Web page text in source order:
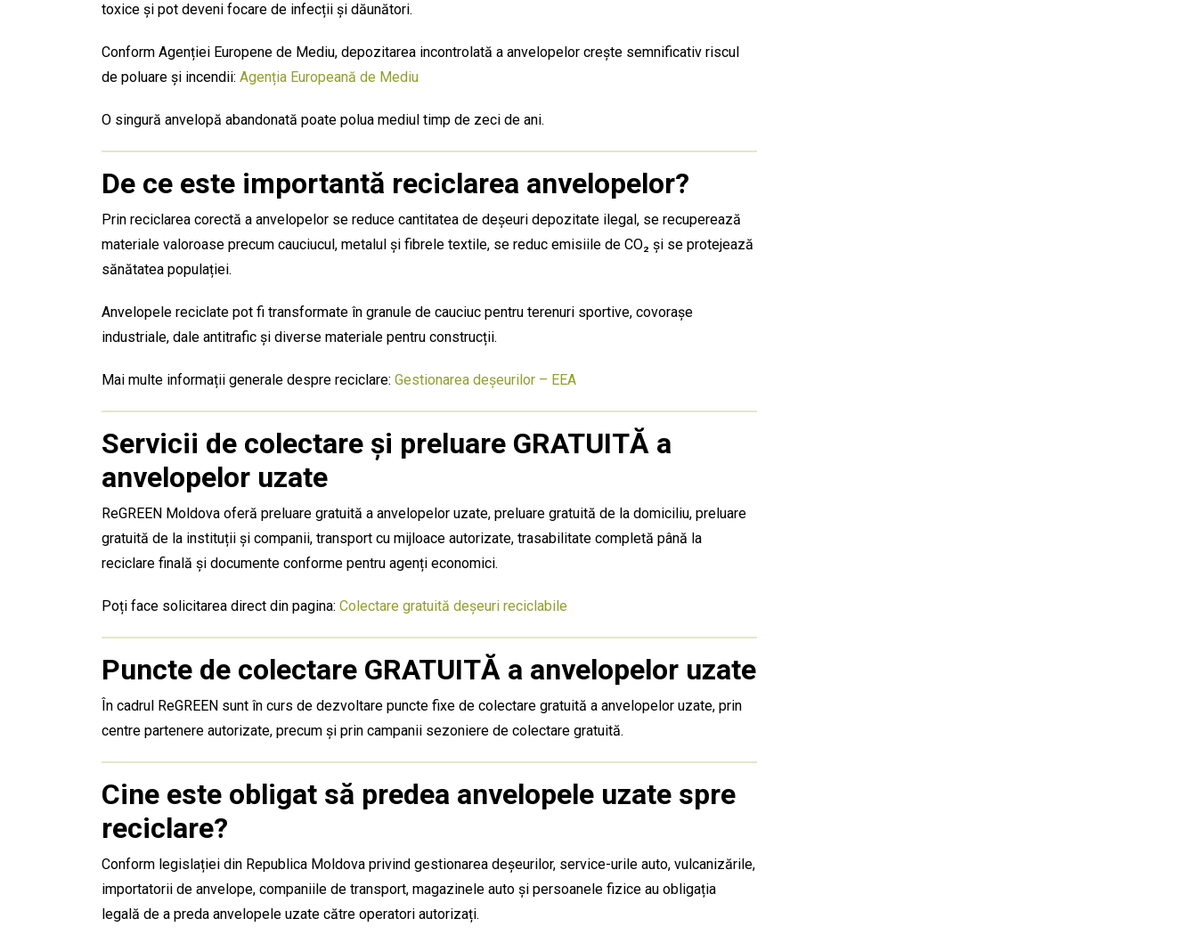
toxice și pot deveni focare de infecții și dăunători.
Conform Agenției Europene de Mediu, depozitarea incontrolată a anvelopelor crește semnificativ riscul
de poluare și incendii: Agenția Europeană de Mediu
O singură anvelopă abandonată poate polua mediul timp de zeci de ani.
De ce este importantă reciclarea anvelopelor?
Prin reciclarea corectă a anvelopelor se reduce cantitatea de deșeuri depozitate ilegal, se recuperează
materiale valoroase precum cauciucul, metalul și fibrele textile, se reduc emisiile de CO₂ și se protejează
sănătatea populației.
Anvelopele reciclate pot fi transformate în granule de cauciuc pentru terenuri sportive, covorașe
industriale, dale antitrafic și diverse materiale pentru construcții.
Mai multe informații generale despre reciclare: Gestionarea deșeurilor – EEA
Servicii de colectare și preluare GRATUITĂ a
anvelopelor uzate
ReGREEN Moldova oferă preluare gratuită a anvelopelor uzate, preluare gratuită de la domiciliu, preluare
gratuită de la instituții și companii, transport cu mijloace autorizate, trasabilitate completă până la
reciclare finală și documente conforme pentru agenți economici.
Poți face solicitarea direct din pagina: Colectare gratuită deșeuri reciclabile
Puncte de colectare GRATUITĂ a anvelopelor uzate
În cadrul ReGREEN sunt în curs de dezvoltare puncte fixe de colectare gratuită a anvelopelor uzate, prin
centre partenere autorizate, precum și prin campanii sezoniere de colectare gratuită.
Cine este obligat să predea anvelopele uzate spre
reciclare?
Conform legislației din Republica Moldova privind gestionarea deșeurilor, service-urile auto, vulcanizările,
importatorii de anvelope, companiile de transport, magazinele auto și persoanele fizice au obligația
legală de a preda anvelopele uzate către operatori autorizați.